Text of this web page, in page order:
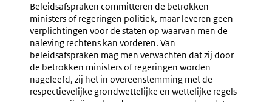
Beleidsafspraken committeren de betrokken
ministers of regeringen politiek, maar leveren geen
verplichtingen voor de staten op waarvan men de
naleving rechtens kan vorderen. Van
beleidsafspraken mag men verwachten dat zij door
de betrokken ministers of regeringen worden
nageleefd, zij het in overeenstemming met de
respectievelijke grondwettelijke en wettelijke regels